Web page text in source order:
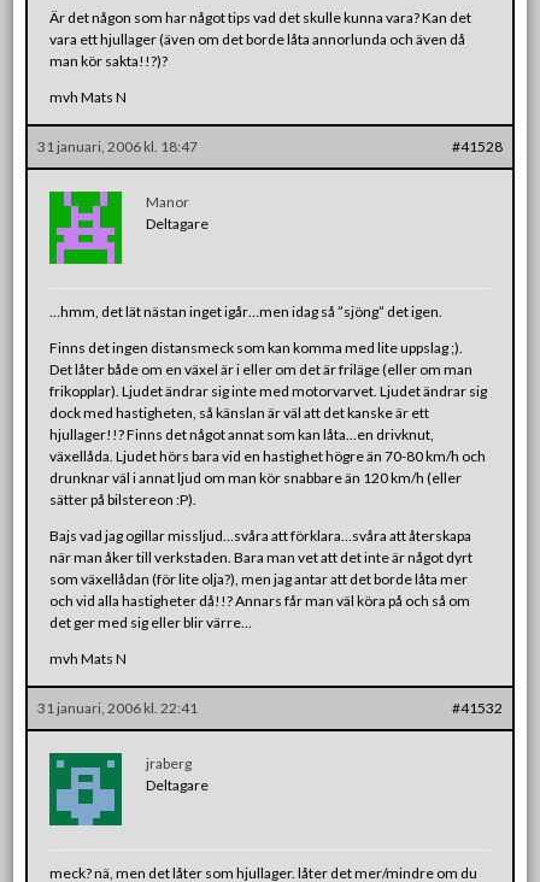
Är det någon som har något tips vad det skulle kunna vara? Kan det
vara ett hjullager (även om det borde låta annorlunda och även då
man kör sakta!!?)?
mvh Mats N
31 januari, 2006 kl. 18:47 #41528
Manor
Deltagare
…hmm, det lät nästan inget igår…men idag så ”sjöng” det igen.
Finns det ingen distansmeck som kan komma med lite uppslag ;).
Det låter både om en växel är i eller om det är friläge (eller om man
frikopplar). Ljudet ändrar sig inte med motorvarvet. Ljudet ändrar sig
dock med hastigheten, så känslan är väl att det kanske är ett
hjullager!!? Finns det något annat som kan låta…en drivknut,
växellåda. Ljudet hörs bara vid en hastighet högre än 70-80 km/h och
drunknar väl i annat ljud om man kör snabbare än 120 km/h (eller
sätter på bilstereon :P).
Bajs vad jag ogillar missljud…svåra att förklara…svåra att återskapa
när man åker till verkstaden. Bara man vet att det inte är något dyrt
som växellådan (för lite olja?), men jag antar att det borde låta mer
och vid alla hastigheter då!!? Annars får man väl köra på och så om
det ger med sig eller blir värre…
mvh Mats N
31 januari, 2006 kl. 22:41 #41532
jraberg
Deltagare
meck? nä, men det låter som hjullager. låter det mer/mindre om du